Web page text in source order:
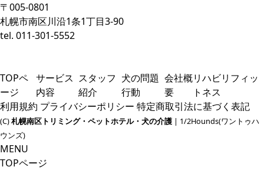
〒005-0801
札幌市南区川沿1条1丁目3-90
tel. 011-301-5552
TOPペ
ージ
サービス
内容
スタッフ
紹介
犬の問題
行動
会社概
要
リハビリフィッ
トネス
利用規約 プライバシーポリシー 特定商取引法に基づく表記
(C)札幌南区トリミング・ペットホテル・犬の介護 | 1/2Hounds(ワントゥハ
ウンズ)
MENU
TOPページ